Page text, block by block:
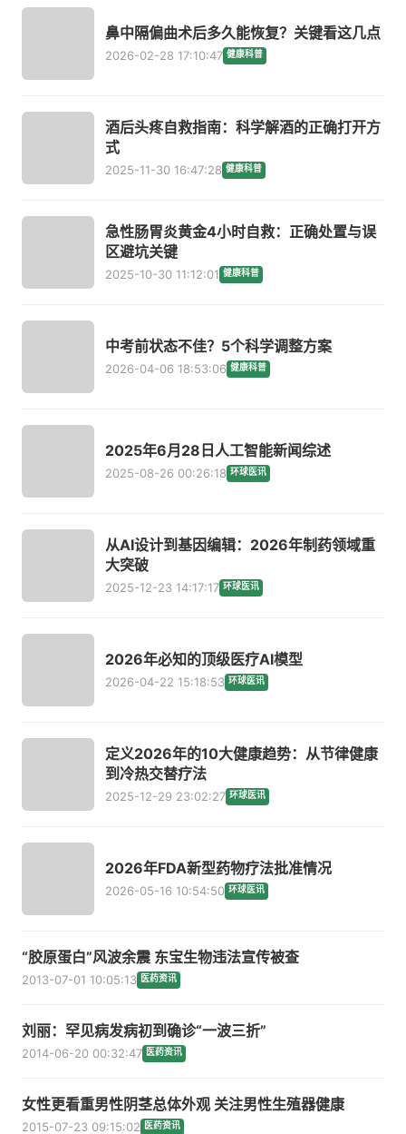
鼻中隔偏曲术后多久能恢复？关键看这几点
2026-02-28 17:10:47 健康科普
酒后头疼自救指南：科学解酒的正确打开方
式
2025-11-30 16:47:28 健康科普
急性肠胃炎黄金4小时自救：正确处置与误
区避坑关键
2025-10-30 11:12:01 健康科普
中考前状态不佳？5个科学调整方案
2026-04-06 18:53:06 健康科普
2025年6月28日人工智能新闻综述
2025-08-26 00:26:18 环球医讯
从AI设计到基因编辑：2026年制药领域重
大突破
2025-12-23 14:17:17 环球医讯
2026年必知的顶级医疗AI模型
2026-04-22 15:18:53 环球医讯
定义2026年的10大健康趋势：从节律健康
到冷热交替疗法
2025-12-29 23:02:27 环球医讯
2026年FDA新型药物疗法批准情况
2026-05-16 10:54:50 环球医讯
“胶原蛋白”风波余震 东宝生物违法宣传被查
2013-07-01 10:05:13 医药资讯
刘丽：罕见病发病初到确诊“一波三折”
2014-06-20 00:32:47 医药资讯
女性更看重男性阴茎总体外观 关注男性生殖器健康
2015-07-23 09:15:02 医药资讯